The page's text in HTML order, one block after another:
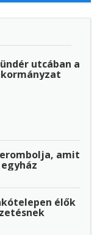
utcában a
amit
élők